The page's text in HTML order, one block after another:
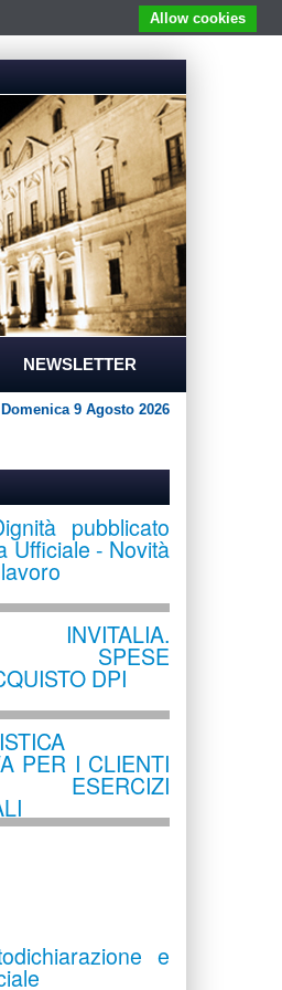
NEWSLETTER
Domenica 9 Agosto 2026
pubblicato
Ufficiale - Novità
SPESE
DPI
PER I CLIENTI
e
Allow cookies